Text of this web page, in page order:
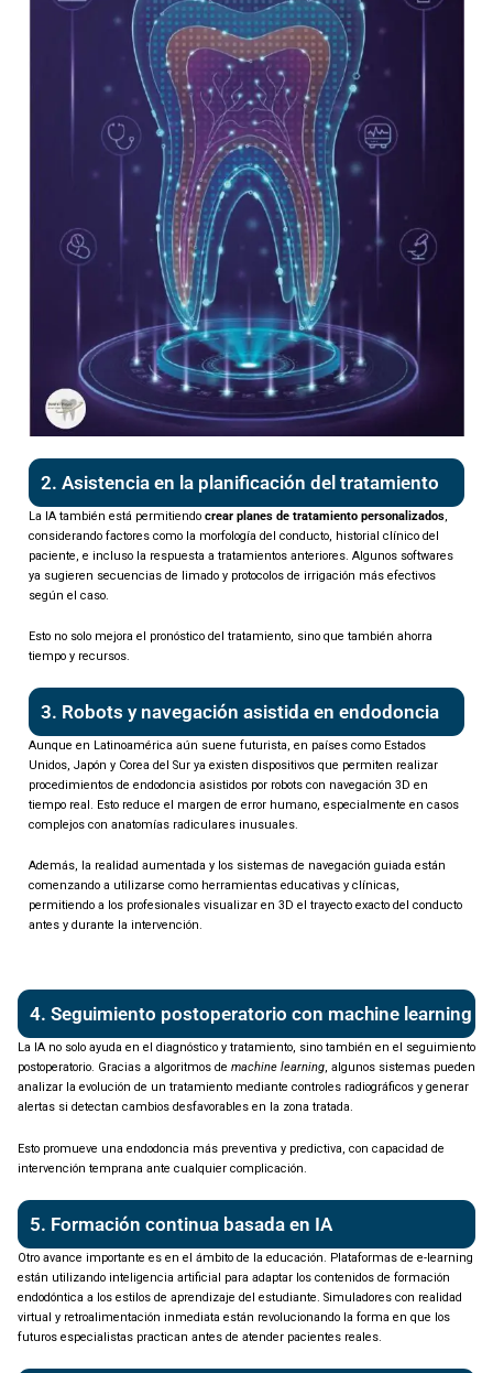
2. Asistencia en la planificación del tratamiento
La IA también está permitiendo crear planes de tratamiento personalizados,
considerando factores como la morfología del conducto, historial clínico del
paciente, e incluso la respuesta a tratamientos anteriores. Algunos softwares
ya sugieren secuencias de limado y protocolos de irrigación más efectivos
según el caso.
Esto no solo mejora el pronóstico del tratamiento, sino que también ahorra
tiempo y recursos.
3. Robots y navegación asistida en endodoncia
Aunque en Latinoamérica aún suene futurista, en países como Estados
Unidos, Japón y Corea del Sur ya existen dispositivos que permiten realizar
procedimientos de endodoncia asistidos por robots con navegación 3D en
tiempo real. Esto reduce el margen de error humano, especialmente en casos
complejos con anatomías radiculares inusuales.
Además, la realidad aumentada y los sistemas de navegación guiada están
comenzando a utilizarse como herramientas educativas y clínicas,
permitiendo a los profesionales visualizar en 3D el trayecto exacto del conducto
antes y durante la intervención.
4. Seguimiento postoperatorio con machine learning
La IA no solo ayuda en el diagnóstico y tratamiento, sino también en el seguimiento
postoperatorio. Gracias a algoritmos de machine learning, algunos sistemas pueden
analizar la evolución de un tratamiento mediante controles radiográficos y generar
alertas si detectan cambios desfavorables en la zona tratada.
Esto promueve una endodoncia más preventiva y predictiva, con capacidad de
intervención temprana ante cualquier complicación.
5. Formación continua basada en IA
Otro avance importante es en el ámbito de la educación. Plataformas de e-learning
están utilizando inteligencia artificial para adaptar los contenidos de formación
endodóntica a los estilos de aprendizaje del estudiante. Simuladores con realidad
virtual y retroalimentación inmediata están revolucionando la forma en que los
futuros especialistas practican antes de atender pacientes reales.